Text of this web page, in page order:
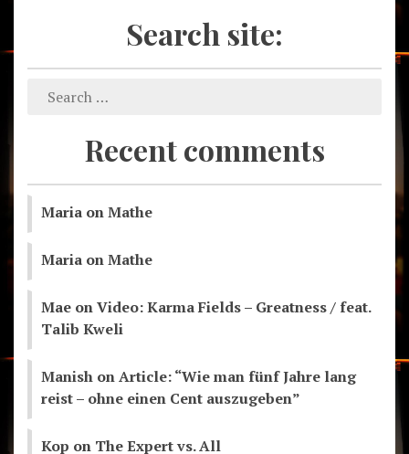
Search site:
Recent comments
Maria onMathe
Maria onMathe
Mae onVideo: Karma Fields – Greatness / feat.
Talib Kweli
Manish onArticle: “Wie man fünf Jahre lang
reist – ohne einen Cent auszugeben”
Kop on The Expert vs. All